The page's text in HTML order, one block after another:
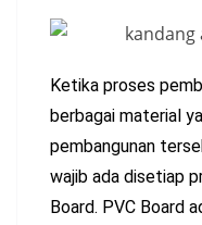
Ketika proses
berbagai material
pembangunan
wajib ada disetiap
Board. PVC Board